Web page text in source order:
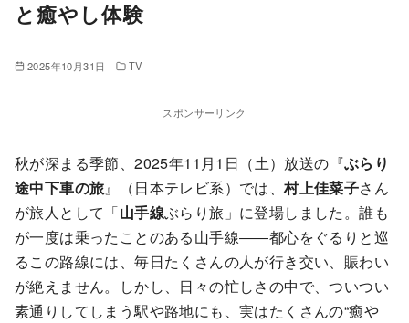
と癒やし体験
2025年10月31日 TV
スポンサーリンク
秋が深まる季節、2025年11月1日（土）放送の『ぶらり
途中下車の旅』（日本テレビ系）では、村上佳菜子さん
が旅人として「山手線ぶらり旅」に登場しました。誰も
が一度は乗ったことのある山手線――都心をぐるりと巡
るこの路線には、毎日たくさんの人が行き交い、賑わい
が絶えません。しかし、日々の忙しさの中で、ついつい
素通りしてしまう駅や路地にも、実はたくさんの“癒や